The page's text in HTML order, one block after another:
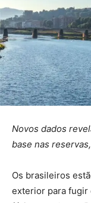
Novos dados
base nas
Os brasileiros
exterior para fugir